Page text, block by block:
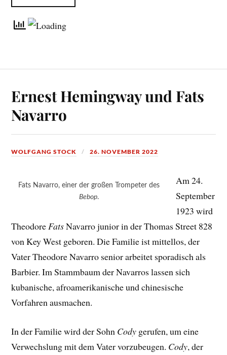
Ernest Hemingway und Fats
Navarro
WOLFGANG STOCK 26. NOVEMBER 2022
Fats Navarro, einer der großen Trompeter des
Bebop.
Am 24.
September
1923 wird
TheodoreFatsNavarro junior in der Thomas Street 828
von Key West geboren. Die Familie ist mittellos, der
Vater Theodore Navarro senior arbeitet sporadisch als
Barbier. Im Stammbaum der Navarros lassen sich
kubanische, afroamerikanische und chinesische
Vorfahren ausmachen.
In der Familie wird der Sohn Cody gerufen, um eine
Verwechslung mit dem Vater vorzubeugen. Cody, der